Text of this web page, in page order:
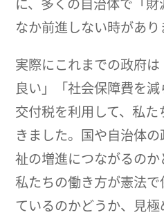
なか前進しない時があり
実際にこれまでの政府
良い」「社会保障費を
交付税を利用して、私
きました。国や自治体
祉の増進につながるの
私たちの働き方が憲法
ているのかどうか、見